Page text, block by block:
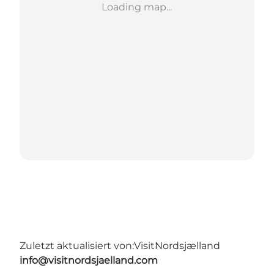
Loading map...
Zuletzt aktualisiert von:VisitNordsjælland
info@visitnordsjaelland.com